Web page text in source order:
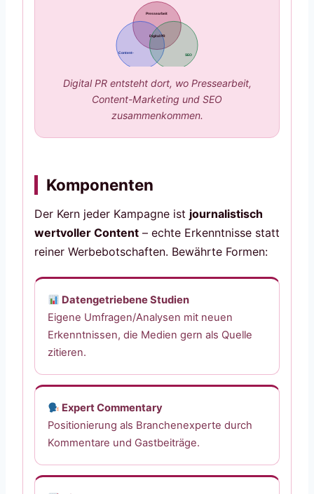
Pressearbeit
Content-
SEO
Digital PR
Digital PR entsteht dort, wo Pressearbeit,
Content-Marketing und SEO
zusammenkommen.
Komponenten
Der Kern jeder Kampagne ist journalistisch
wertvoller Content – echte Erkenntnisse statt
reiner Werbebotschaften. Bewährte Formen:
Datengetriebene Studien
Eigene Umfragen/Analysen mit neuen
Erkenntnissen, die Medien gern als Quelle
zitieren.
Expert Commentary
Positionierung als Branchenexperte durch
Kommentare und Gastbeiträge.